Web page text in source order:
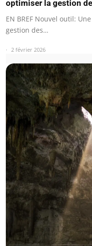
optimiser la gestion
EN BREF Nouvel outil:
gestion des…
2 février 2026